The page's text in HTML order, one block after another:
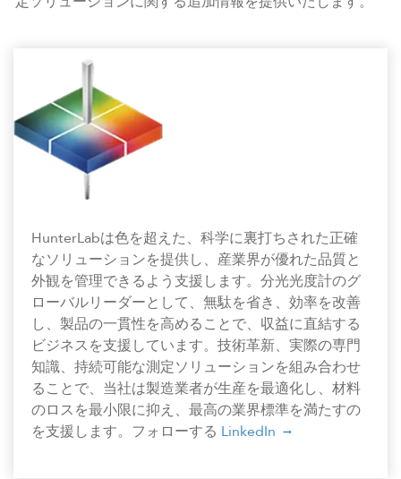
HunterLabは色を超えた、科学に裏打ちされた正確
なソリューションを提供し、産業界が優れた品質と
外観を管理できるよう支援します。分光光度計のグ
ローバルリーダーとして、無駄を省き、効率を改善
し、製品の一貫性を高めることで、収益に直結する
ビジネスを支援しています。技術革新、実際の専門
知識、持続可能な測定ソリューションを組み合わせ
ることで、当社は製造業者が生産を最適化し、材料
のロスを最小限に抑え、最高の業界標準を満たすの
を支援します。フォローする LinkedIn